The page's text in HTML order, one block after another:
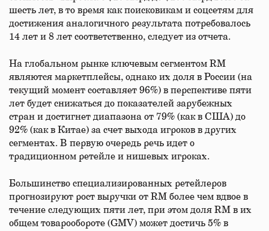
шесть лет, в то время как поисковикам и соцсетям для
достижения аналогичного результата потребовалось
14 лет и 8 лет соответственно, следует из отчета.
На глобальном рынке ключевым сегментом RM
являются маркетплейсы, однако их доля в России (на
текущий момент составляет 96%) в перспективе пяти
лет будет снижаться до показателей зарубежных
стран и достигнет диапазона от 79% (как в США) до
92% (как в Китае) за счет выхода игроков в других
сегментах. В первую очередь речь идет о
традиционном ретейле и нишевых игроках.
Большинство специализированных ретейлеров
прогнозируют рост выручки от RM более чем вдвое в
течение следующих пяти лет, при этом доля RM в их
общем товарообороте (GMV) может достичь 5% в